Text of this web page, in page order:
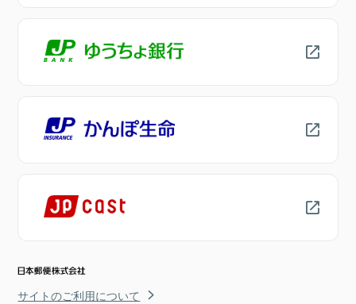
サイトのご利用について